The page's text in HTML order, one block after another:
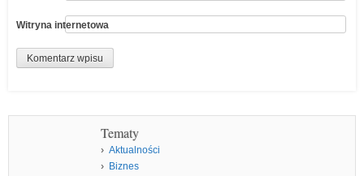
Witryna internetowa
Tematy
Aktualności
Biznes